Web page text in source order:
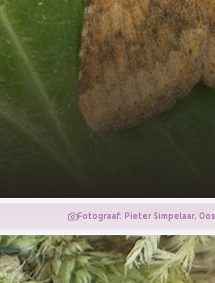
Fotograaf: Pieter Simpelaar,